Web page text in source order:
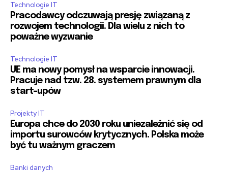
Technologie IT
Pracodawcy odczuwają presję związaną z
rozwojem technologii. Dla wielu z nich to
poważne wyzwanie
Technologie IT
UE ma nowy pomysł na wsparcie innowacji.
Pracuje nad tzw. 28. systemem prawnym dla
start-upów
Projekty IT
Europa chce do 2030 roku uniezależnić się od
importu surowców krytycznych. Polska może
być tu ważnym graczem
Banki danych